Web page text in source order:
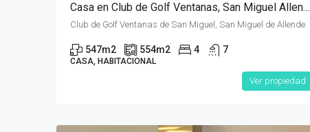
Casa en Club de Golf Ventanas, San Miguel Allende
Club de Golf Ventanas de San Miguel, San Miguel de Allende
547m2 554m2 4 7
CASA, HABITACIONAL
Ver propiedad